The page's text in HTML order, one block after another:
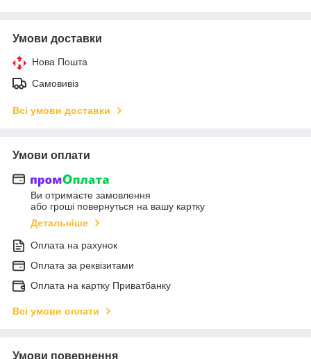
Умови доставки
Нова Пошта
Самовивіз
Всі умови доставки
Умови оплати
Ви отримаєте замовлення
або гроші повернуться на вашу картку
Детальніше
Оплата на рахунок
Оплата за реквізитами
Оплата на картку Приватбанку
Всі умови оплати
Умови повернення